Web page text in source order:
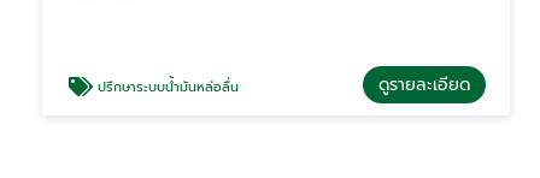
ปรึกษาระบบน้ำมันหล่อลื่น ดูรายละเอียด